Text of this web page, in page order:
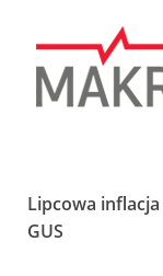
Lipcowa
GUS